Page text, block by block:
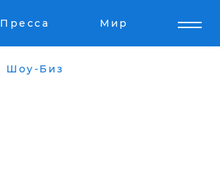
Пресса Мир
Шоу-Биз